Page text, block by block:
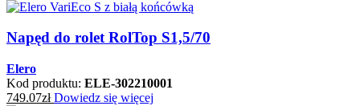
Napęd do rolet RolTop S1,5/70
Elero
Kod produktu: ELE-302210001
749.07zł Dowiedz się więcej